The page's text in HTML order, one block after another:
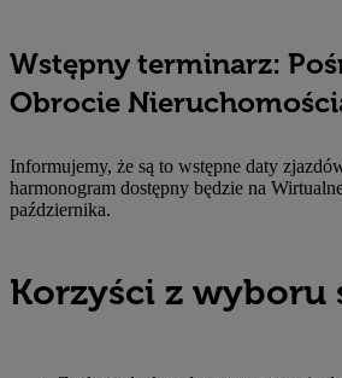
Wstępny terminarz:
Obrocie
Informujemy, że są to wstępne daty
harmonogram dostępny będzie na
października.
Korzyści z wyboru